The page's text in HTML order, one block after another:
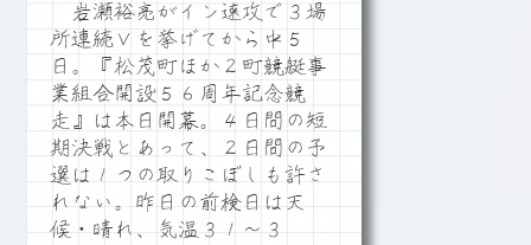
岩瀬裕亮がイン速攻で３場
所連続Ｖを挙げてから中５
日。『松茂町ほか２町競艇事
業組合開設５６周年記念競
走』は本日開幕。４日間の短
期決戦とあって、２日間の予
選は１つの取りこぼしも許さ
れない。昨日の前検日は天
候・晴れ、気温３１～３